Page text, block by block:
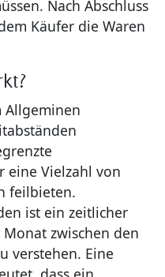
Nach Abschluss
Käufer die Waren
Allgeminen
eine Vielzahl von
feilbieten.
ist ein zeitlicher
zwischen den
verstehen. Eine
Service